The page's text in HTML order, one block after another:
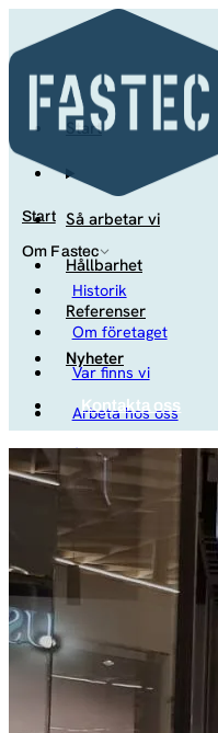
Start
Om Fastec
Historik
Om företaget
Var finns vi
Arbeta hos oss
Studenter
Så arbetar vi Hållbarhet
Kontakta oss
Start
Så arbetar vi
Hållbarhet
Referenser
Nyheter
Kontakta oss